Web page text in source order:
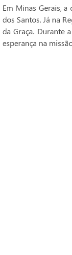
Em Minas Gerais,
dos Santos. Já na
da Graça. Durante
esperança na